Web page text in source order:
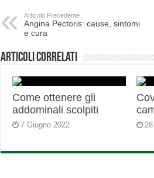
Articolo Precedente
Angina Pectoris: cause, sintomi
e cura
Articoli correlati
Come ottenere gli
addominali scolpiti
7 Giugno 2022